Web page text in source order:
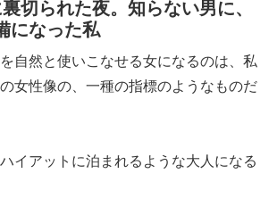
切られた夜。知らない男に、
になった私
自然と使いこなせる女になるのは、私
女性像の、一種の指標のようなものだ
イアットに泊まれるような大人になる